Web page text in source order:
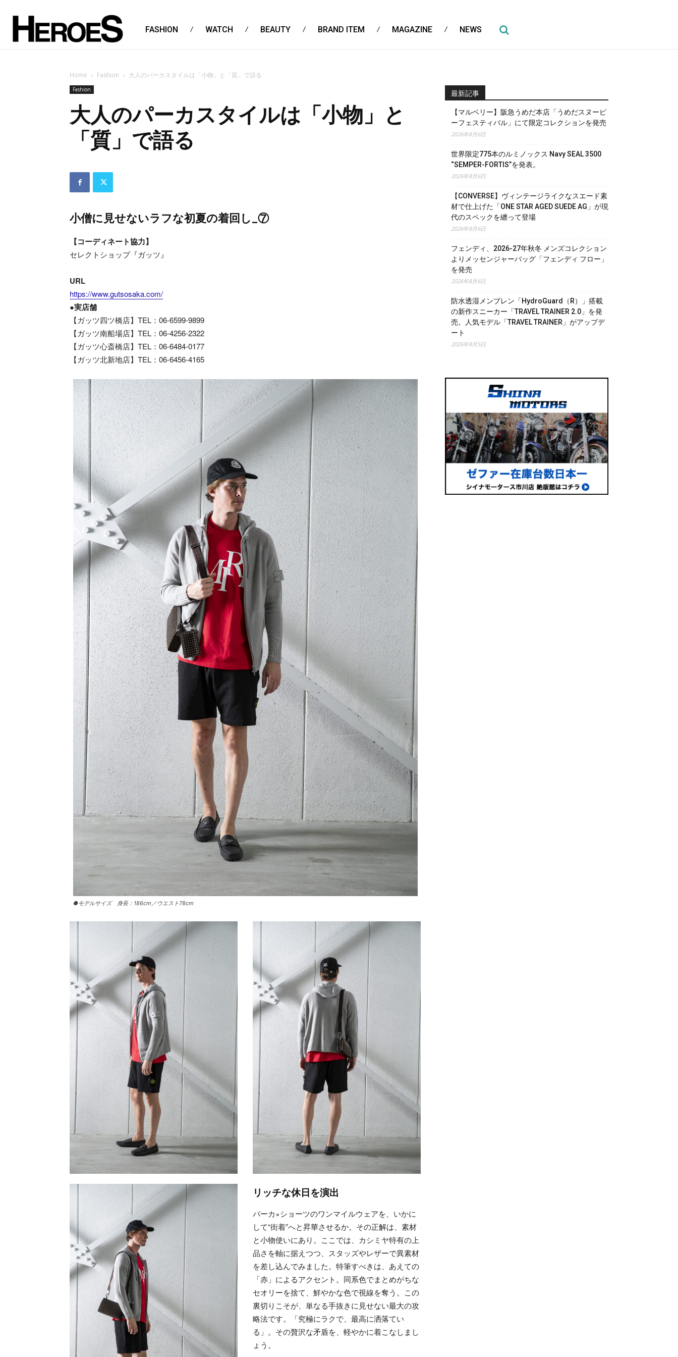
FASHION WATCH BEAUTY BRAND ITEM MAGAZINE NEWS
Home Fashion 大人のパーカスタイルは「小物」と「質」で語る
Fashion
大人のパーカスタイルは「小物」と
「質」で語る
小僧に見せないラフな初夏の着回し_⑦
【コーディネート協力】
セレクトショップ『ガッツ』
URL
https://www.gutsosaka.com/
●実店舗
【ガッツ四ツ橋店】TEL：06-6599-9899
【ガッツ南船場店】TEL：06-4256-2322
【ガッツ心斎橋店】TEL：06-6484-0177
【ガッツ北新地店】TEL：06-6456-4165
●モデルサイズ 身長：186cm／ウエスト78cm
リッチな休日を演出
パーカ×ショーツのワンマイルウェアを、いかに
して“街着”へと昇華させるか。その正解は、素材
と小物使いにあり。ここでは、カシミヤ特有の上
品さを軸に据えつつ、スタッズやレザーで異素材
を差し込んでみました。特筆すべきは、あえての
「赤」によるアクセント。同系色でまとめがちな
セオリーを捨て、鮮やかな色で視線を奪う。この
裏切りこそが、単なる手抜きに見せない最大の攻
略法です。「究極にラクで、最高に洒落てい
る」。その贅沢な矛盾を、軽やかに着こなしまし
ょう。
最新記事
【マルベリー】阪急うめだ本店「うめだスヌーピ
ーフェスティバル」にて限定コレクションを発売
2026年8月6日
世界限定775本のルミノックス Navy SEAL 3500
“SEMPER-FORTIS”を発表。
2026年8月6日
【CONVERSE】ヴィンテージライクなスエード素
材で仕上げた「ONE STAR AGED SUEDE AG」が現
代のスペックを纏って登場
2026年8月6日
フェンディ、2026-27年秋冬 メンズコレクション
よりメッセンジャーバッグ「フェンディ フロー」
を発売
2026年8月6日
防水透湿メンブレン「HydroGuard（R）」搭載
の新作スニーカー「TRAVEL TRAINER 2.0」を発
売。人気モデル「TRAVEL TRAINER」がアップデ
ート
2026年8月5日